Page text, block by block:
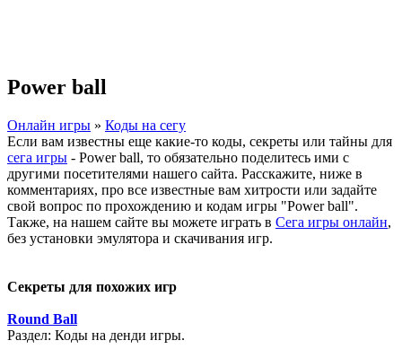
Power ball
Онлайн игры » Коды на сегу
Если вам известны еще какие-то коды, секреты или тайны для
сега игры - Power ball, то обязательно поделитесь ими с
другими посетителями нашего сайта. Расскажите, ниже в
комментариях, про все известные вам хитрости или задайте
свой вопрос по прохождению и кодам игры "Power ball".
Также, на нашем сайте вы можете играть в Сега игры онлайн,
без установки эмулятора и скачивания игр.
Секреты для похожих игр
Round Ball
Раздел: Коды на денди игры.